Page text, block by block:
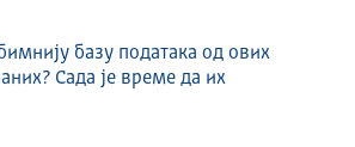
приходи 2023 (XLSX)
базу података од ових
Сада је време да их